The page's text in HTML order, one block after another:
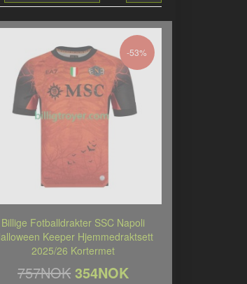
-53%
Billige Fotballdrakter SSC Napoli
Keeper Hjemmedraktsett
2025/26 Kortermet
757NOK 354NOK